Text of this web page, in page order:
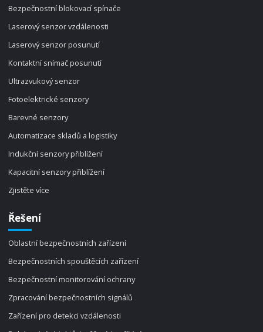
Bezpečnostní blokovací spínače
Laserový senzor vzdálenosti
Laserový senzor posunutí
Kontaktní snímač posunutí
Ultrazvukový senzor
Fotoelektrické senzory
Barevné senzory
Automatizace skladů a logistiky
Indukční senzory přiblížení
Kapacitní senzory přiblížení
Zjistěte více
Řešení
Oblastní bezpečnostních zařízení
Bezpečnostních spouštěcích zařízení
Bezpečnostní monitorování ochrany
Zpracování bezpečnostních signálů
Zařízení pro detekci vzdálenosti